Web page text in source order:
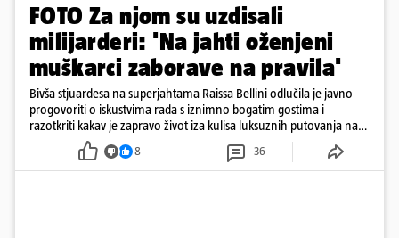
FOTO Za njom su uzdisali
milijarderi: 'Na jahti oženjeni
muškarci zaborave na pravila'
Bivša stjuardesa na superjahtama Raissa Bellini odlučila je javno
progovoriti o iskustvima rada s iznimno bogatim gostima i
razotkriti kakav je zapravo život iza kulisa luksuznih putovanja na
8 36